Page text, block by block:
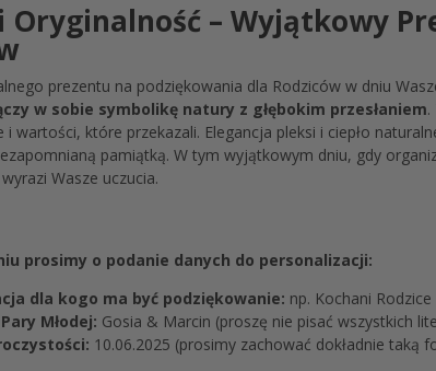
– Wyjątkowy
prezentu na podziękowania dla Rodziców w dniu
w sobie symbolikę natury z głębokim przesłaniem.
i wartości, które przekazali. Elegancja pleksi i ciepło
pamiątką. W tym wyjątkowym dniu, gdy
Wasze uczucia.
prosimy o podanie danych do personalizacji:
dla kogo ma być podziękowanie: np. Kochani Rodzice
Młodej: Gosia & Marcin (proszę nie pisać wszystkich
10.06.2025 (prosimy zachować dokładnie taką